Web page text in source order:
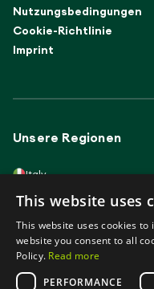
Nutzungsbedingungen
Cookie-Richtlinie
Imprint
Unsere Regionen
Italy
Spain
Poland
Hungary
This website uses
This website uses cookies
website you consent to all
Policy. Read more
PERFORMANCE